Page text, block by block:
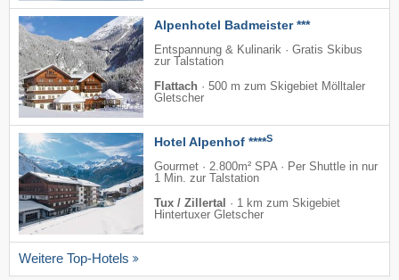
Alpenhotel Badmeister ***
Entspannung & Kulinarik · Gratis Skibus
zur Talstation
Flattach · 500 m zum Skigebiet Mölltaler
Gletscher
Hotel Alpenhof ****S
Gourmet · 2.800m² SPA · Per Shuttle in nur
1 Min. zur Talstation
Tux / Zillertal
· 1 km zum Skigebiet
Hintertuxer Gletscher
Weitere Top-Hotels